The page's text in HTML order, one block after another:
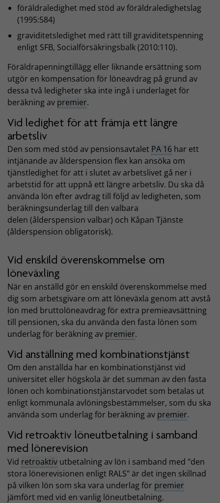
föräldraledighet med stöd av föräldraledighetslag
(1995:584)
graviditetsledighet med rätt till graviditetspenning
enligt SFB, Socialförsäkringsbalk (2010:110).
Föräldrapenningtillägg eller liknande ersättning som
utgör en kompensation för löneavdrag på grund av
dessa två ledigheter ska inte ingå i underlaget för
beräkning av premier.
Vid ledighet för att främja ett längre
arbetsliv
Den som med stöd av pensionsavtalet PA 16 har ett
intjänande av ålderspension flex kan ansöka om
tjänstledighet för att i slutet av arbetslivet gå ner i
arbetstid för att uppnå ett längre arbetsliv. Du ska då
använda lön efter avdrag till följd av ledigheten, som
beräkningsunderlag till den valbara
delen (ålderspension valbar) och Kåpan Tjänste
(ålderspension obligatorisk).
Vid enskild överenskommelse om
löneväxling
När en anställd gör en enskild överenskommelse med
dig som arbetsgivare om att löneväxla genom att avstå
lön med bruttolöneavdrag för extra premieavsättning
till pensionen, ska du använda den fasta lönen som
underlag för beräkning av premier.
Vid anställning med kombinationstjänst
Om den anställda har en kombinationstjänst vid
universitet eller högskola är det summan av den fasta
lönen och kombinationstjänstarvodet som betalas ut
enligt kommunala avlöningsbestämmelser, som du ska
använda som underlag för beräkning av premier.
Vid retroaktiv löneutbetalning i samband
med lönerevision
Vid retroaktiv utbetalning av lön i samband med "den
stora lönerevisionen enligt RALS" är det ingen skillnad
på vilken lön som ska vara underlag för premier
jämfört med vid en vanlig löneutbetalning.